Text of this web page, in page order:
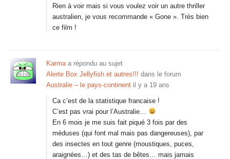
Rien à voir mais si vous voulez voir un autre thriller
australien, je vous recommande « Gone ». Très bien
ce film !
Karmaa répondu au sujet
Alerte Box Jellyfish et autres!!! dans le forum
Australie – le pays-continent il y a 19 ans
Ca c’est de la statistique francaise !
C’est pas vrai pour l’Australie…
En 6 mois je me suis fait piqué 3 fois par des
méduses (qui font mal mais pas dangereuses), par
des insectes en tout genre (moustiques, puces,
araignées…) et des tas de bêtes… mais jamais